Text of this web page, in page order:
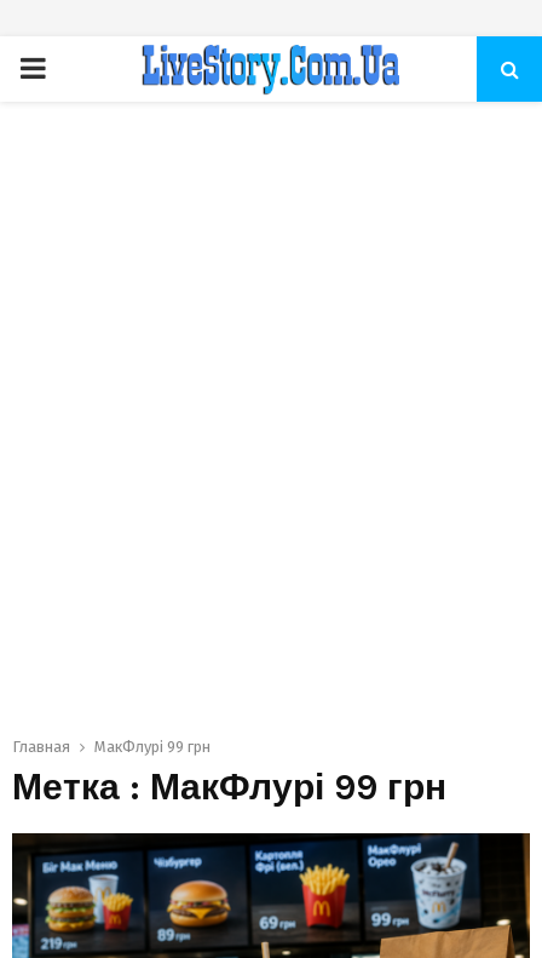
ПЕРВИЧНОЕ
Главная МакФлурі 99 грн
Метка : МакФлурі 99 грн